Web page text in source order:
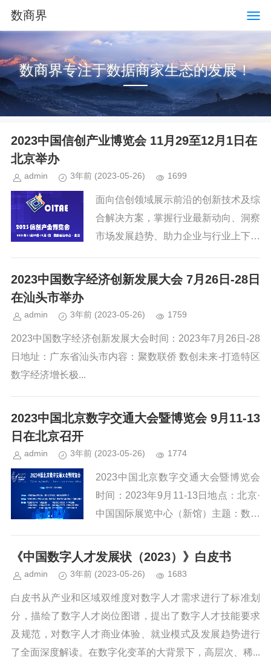
数商界
数商界专注于数据商家生态的发展！
2023中国信创产业博览会 11月29至12月1日在
北京举办
admin 3年前 (2023-05-26) 1699
面向信创领域展示前沿的创新技术及综
合解决方案，掌握行业最新动向、洞察
市场发展趋势、助力企业与行业上下游
作，为业界充分展示产业最新发展成果
2023中国数字经济创新发展大会 7月26日-28日
在汕头市举办
admin 3年前 (2023-05-26) 1759
2023中国数字经济创新发展大会时间：2023年7月26日-28
日地址：广东省汕头市内容：聚数联侨 数创未来-打造特区
数字经济增长极...
2023中国北京数字交通大会暨博览会 9月11-13
日在北京召开
admin 3年前 (2023-05-26) 1774
2023中国北京数字交通大会暨博览会
时间：2023年9月11-13日地点：北京·
中国国际展览中心（新馆）主题：数字
《中国数字人才发展状（2023）》白皮书
admin 3年前 (2023-05-26) 1683
白皮书从产业和区域双维度对数字人才需求进行了标准划
分，描绘了数字人才岗位图谱，提出了数字人才技能要求
及规范，对数字人才商业体验、就业模式及发展趋势进行
了全面深度解读。在数字化变革的大背景下，高层次、稀...